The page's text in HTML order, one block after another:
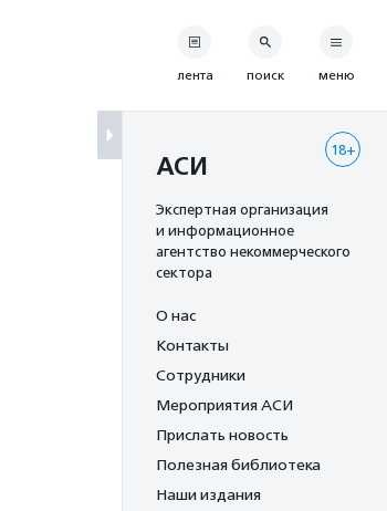
лента поиск меню
18+
АСИ
Экспертная организация
и информационное
агентство некоммерческого
сектора
О нас
Контакты
Сотрудники
Мероприятия АСИ
Прислать новость
Полезная библиотека
Наши издания